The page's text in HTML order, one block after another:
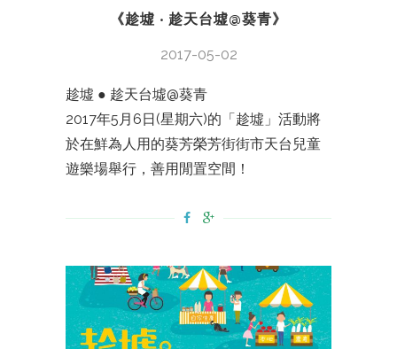
《趁墟 ‧ 趁天台墟@葵青》
2017-05-02
趁墟 ● 趁天台墟@葵青
2017年5月6日(星期六)的「趁墟」活動將
於在鮮為人用的葵芳榮芳街街市天台兒童
遊樂場舉行，善用閒置空間！